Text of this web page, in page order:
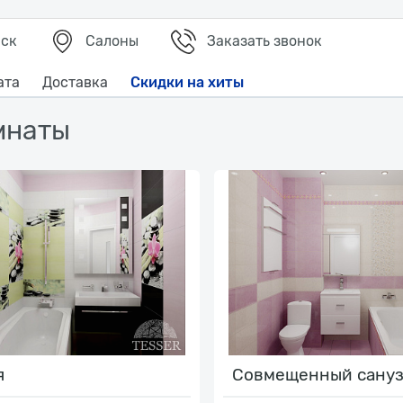
для ванной (550+)
Салоны Заказать звонок
Доставка Скидки на хиты
Совмещенный